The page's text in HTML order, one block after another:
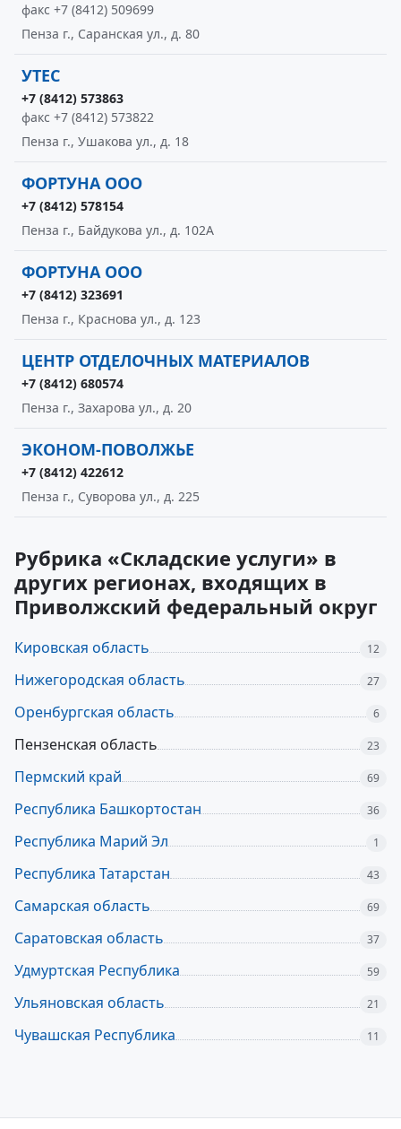
факс +7 (8412) 509699
Пенза г., Саранская ул., д. 80
УТЕС
+7 (8412) 573863
факс +7 (8412) 573822
Пенза г., Ушакова ул., д. 18
ФОРТУНА ООО
+7 (8412) 578154
Пенза г., Байдукова ул., д. 102А
ФОРТУНА ООО
+7 (8412) 323691
Пенза г., Краснова ул., д. 123
ЦЕНТР ОТДЕЛОЧНЫХ МАТЕРИАЛОВ
+7 (8412) 680574
Пенза г., Захарова ул., д. 20
ЭКОНОМ-ПОВОЛЖЬЕ
+7 (8412) 422612
Пенза г., Суворова ул., д. 225
Рубрика «Складские услуги» в
других регионах, входящих в
Приволжский федеральный округ
Кировская область 12
Нижегородская область 27
Оренбургская область 6
Пензенская область 23
Пермский край 69
Республика Башкортостан 36
Республика Марий Эл 1
Республика Татарстан 43
Самарская область 69
Саратовская область 37
Удмуртская Республика 59
Ульяновская область 21
Чувашская Республика 11